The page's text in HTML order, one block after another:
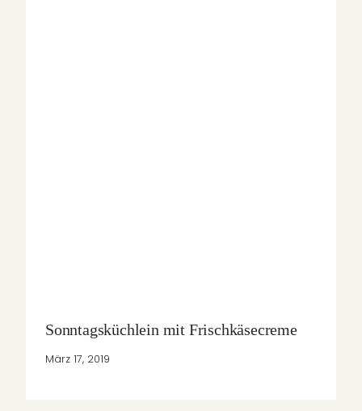
Sonntagsküchlein mit Frischkäsecreme
März 17, 2019